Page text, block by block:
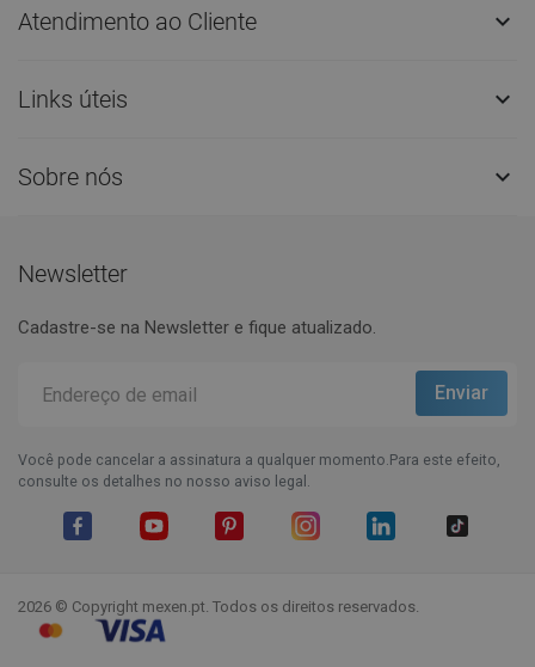
Atendimento ao Cliente 
Links úteis 
Sobre nós 
Newsletter
Cadastre-se na Newsletter e fique atualizado.
Você pode cancelar a assinatura a qualquer momento.Para este efeito,
consulte os detalhes no nosso aviso legal.
2026 © Copyright mexen.pt. Todos os direitos reservados.